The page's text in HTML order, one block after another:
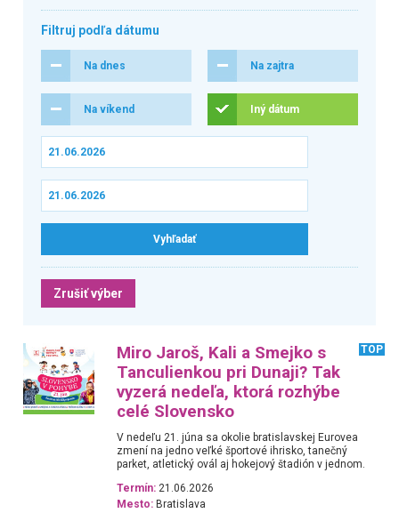
Filtruj podľa dátumu
Na dnes Na zajtra
Na víkend Iný dátum
Zrušiť výber
Miro Jaroš, Kali a Smejko s
Tanculienkou pri Dunaji? Tak
vyzerá nedeľa, ktorá rozhýbe
celé Slovensko
TOP
V nedeľu 21. júna sa okolie bratislavskej Eurovea
zmení na jedno veľké športové ihrisko, tanečný
parket, atletický ovál aj hokejový štadión v jednom.
Termín: 21.06.2026
Mesto: Bratislava